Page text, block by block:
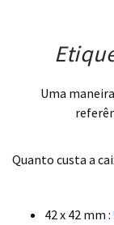
Uma
Quanto custa a
42 x 42 mm :